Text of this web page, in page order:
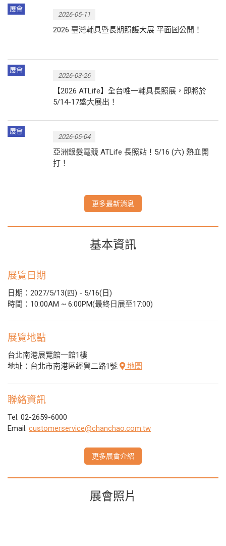
展會
2026-05-11
2026 臺灣輔具暨長期照護大展 平面圖公開！
展會
2026-03-26
【2026 ATLife】全台唯一輔具長照展，即將於
5/14-17盛大展出！
展會
2026-05-04
亞洲銀髮電競 ATLife 長照站！5/16 (六) 熱血開
打！
更多最新消息
基本資訊
展覽日期
日期：2027/5/13(四) - 5/16(日)
時間：10:00AM ~ 6:00PM(最終日展至17:00)
展覽地點
台北南港展覽館一館1樓
地址：台北市南港區經貿二路1號
地圖
聯絡資訊
Tel: 02-2659-6000
Email: customerservice@chanchao.com.tw
更多展會介紹
展會照片